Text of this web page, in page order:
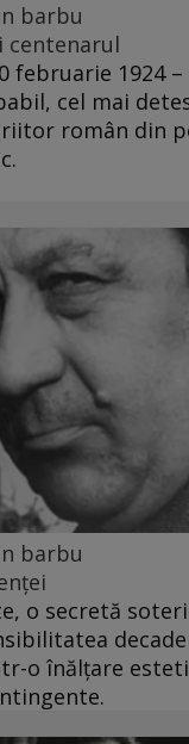
barbu
centenarul
februarie 1924
cel mai
român din
barbu
o secretă
o înălțare